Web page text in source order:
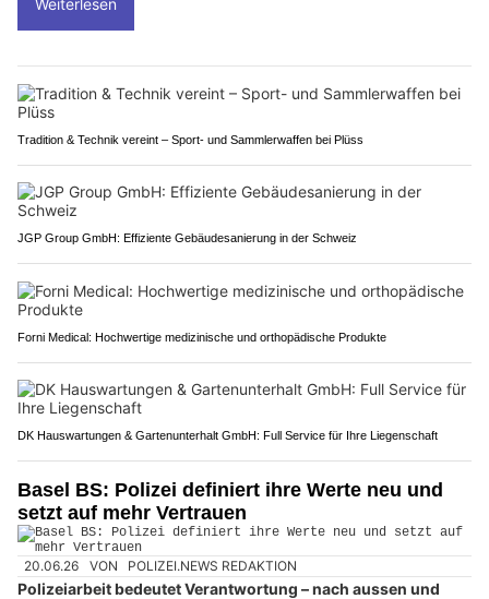
Tradition & Technik vereint – Sport- und Sammlerwaffen bei Plüss
JGP Group GmbH: Effiziente Gebäudesanierung in der Schweiz
Forni Medical: Hochwertige medizinische und orthopädische Produkte
DK Hauswartungen & Gartenunterhalt GmbH: Full Service für Ihre Liegenschaft
Basel BS: Polizei definiert ihre Werte neu und
setzt auf mehr Vertrauen
20.06.26 VON POLIZEI.NEWS REDAKTION
Polizeiarbeit bedeutet Verantwortung – nach aussen und